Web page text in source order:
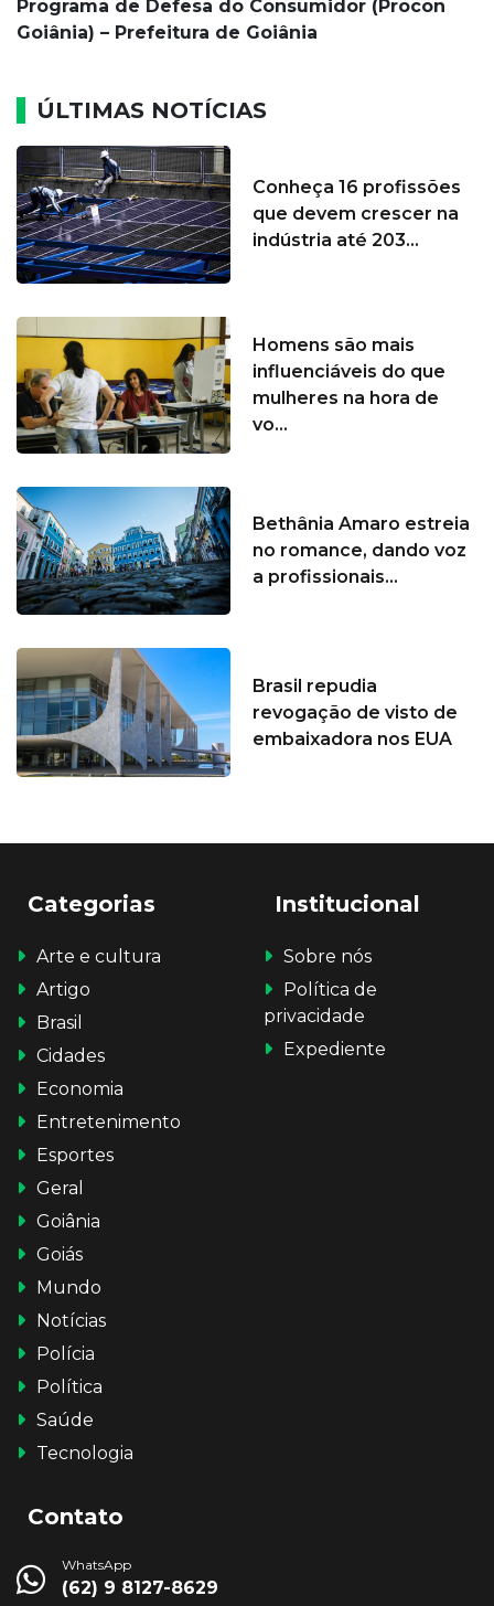
Programa de Defesa do Consumidor (Procon
Goiânia) – Prefeitura de Goiânia
ÚLTIMAS NOTÍCIAS
Conheça 16 profissões
que devem crescer na
indústria até 203...
Homens são mais
influenciáveis do que
mulheres na hora de
vo...
Bethânia Amaro estreia
no romance, dando voz
a profissionais...
Brasil repudia
revogação de visto de
embaixadora nos EUA
Categorias
Arte e cultura
Artigo
Brasil
Cidades
Economia
Entretenimento
Esportes
Geral
Goiânia
Goiás
Mundo
Notícias
Polícia
Política
Saúde
Tecnologia
Institucional
Sobre nós
Política de
privacidade
Expediente
Contato
WhatsApp
(62) 9 8127-8629